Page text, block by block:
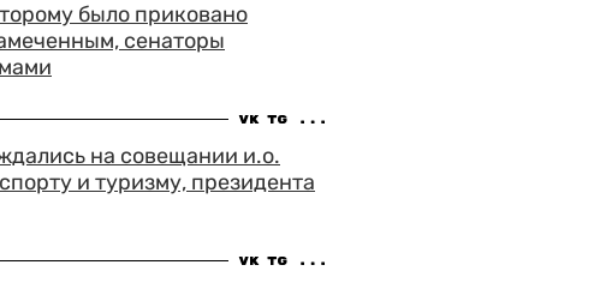
было приковано
сенаторы
на совещании и.о.
и туризму, президента